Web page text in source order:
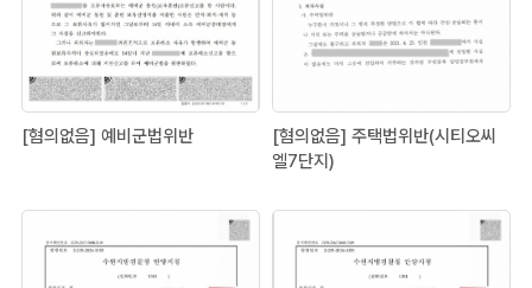
[혐의없음] 예비군법위반
[혐의없음] 주택법위반(시티오씨
엘7단지)